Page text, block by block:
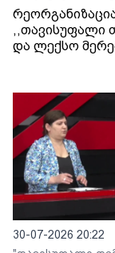
,,თავისუფალი
და ლექსო
30-07-2026 20:22